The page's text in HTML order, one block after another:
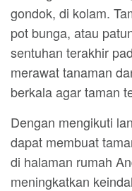
gondok, di kolam.
pot bunga, atau
sentuhan terakhir
merawat tanaman
berkala agar taman
Dengan mengikuti
dapat membuat
di halaman rumah
meningkatkan